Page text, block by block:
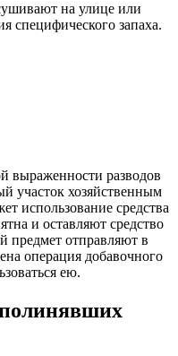
на улице или
специфического запаха.
выраженности разводов
участок хозяйственным
использование средства
и оставляют средство
предмет отправляют в
операция добавочного
ею.